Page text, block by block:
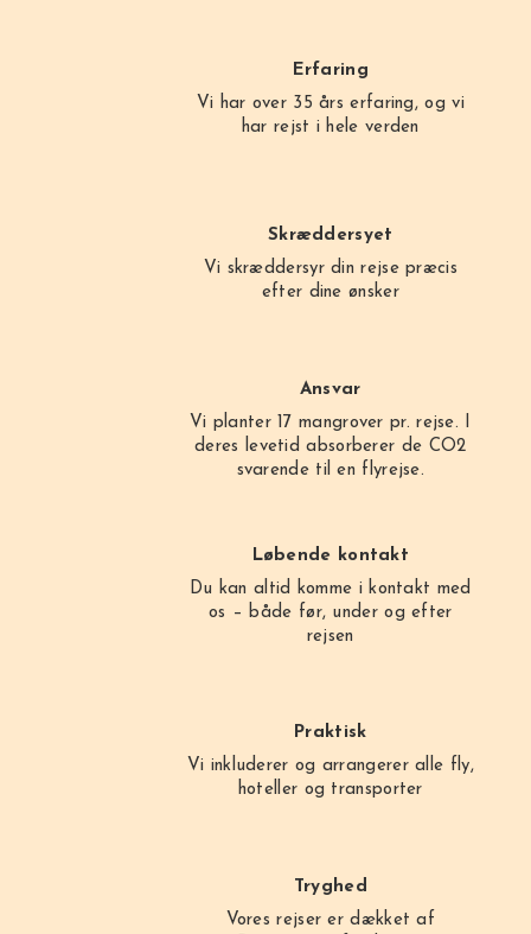
Erfaring
Vi har over 35 års erfaring, og vi
har rejst i hele verden
Skræddersyet
Vi skræddersyr din rejse præcis
efter dine ønsker
Ansvar
Vi planter 17 mangrover pr. rejse. I
deres levetid absorberer de CO2
svarende til en flyrejse.
Løbende kontakt
Du kan altid komme i kontakt med
os – både før, under og efter
rejsen
Praktisk
Vi inkluderer og arrangerer alle fly,
hoteller og transporter
Tryghed
Vores rejser er dækket af